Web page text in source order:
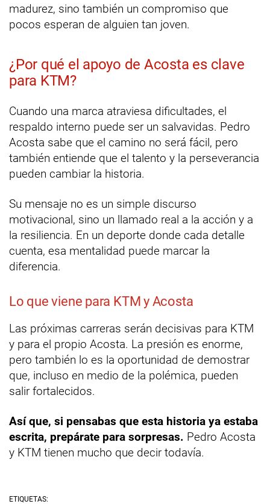
madurez, sino también un compromiso que
pocos esperan de alguien tan joven.
¿Por qué el apoyo de Acosta es clave
para KTM?
Cuando una marca atraviesa dificultades, el
respaldo interno puede ser un salvavidas. Pedro
Acosta sabe que el camino no será fácil, pero
también entiende que el talento y la perseverancia
pueden cambiar la historia.
Su mensaje no es un simple discurso
motivacional, sino un llamado real a la acción y a
la resiliencia. En un deporte donde cada detalle
cuenta, esa mentalidad puede marcar la
diferencia.
Lo que viene para KTM y Acosta
Las próximas carreras serán decisivas para KTM
y para el propio Acosta. La presión es enorme,
pero también lo es la oportunidad de demostrar
que, incluso en medio de la polémica, pueden
salir fortalecidos.
Así que, si pensabas que esta historia ya estaba
escrita, prepárate para sorpresas. Pedro Acosta
y KTM tienen mucho que decir todavía.
ETIQUETAS: